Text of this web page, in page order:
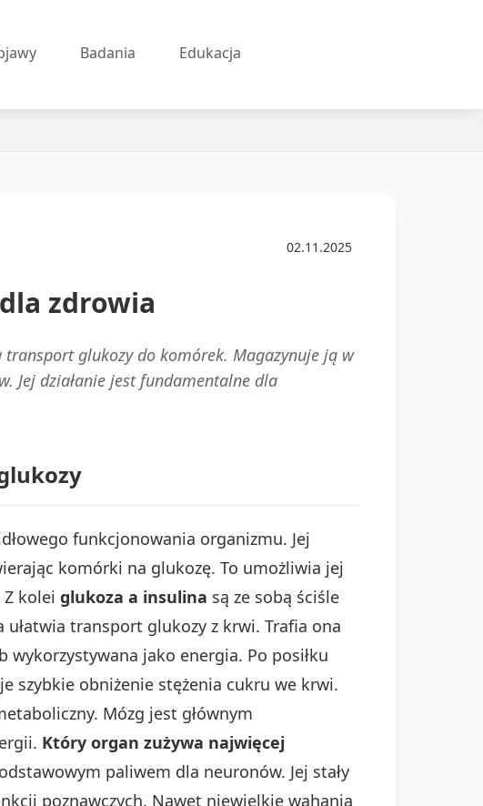
Badania Edukacja
02.11.2025
zdrowia
glukozy do komórek. Magazynuje ją w
Jej działanie jest fundamentalne dla
funkcjonowania organizmu. Jej
komórki na glukozę. To umożliwia jej
Z kolei glukoza a insulina są ze sobą ściśle
transport glukozy z krwi. Trafia ona
jako energia. Po posiłku
szybkie obniżenie stężenia cukru we krwi.
Mózg jest głównym
Który organ zużywa najwięcej
paliwem dla neuronów. Jej stały
poznawczych. Nawet niewielkie wahania